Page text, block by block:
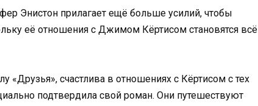
Энистон прилагает ещё больше усилий, чтобы
её отношения с Джимом Кёртисом становятся всё
«Друзья», счастлива в отношениях с Кёртисом с тех
подтвердила свой роман. Они путешествуют